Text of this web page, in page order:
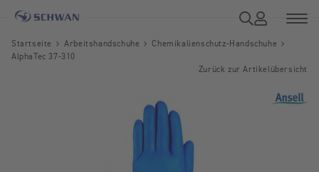
Startseite Arbeitshandschuhe
Chemikalienschutz-Handschuhe
AlphaTec 37-310
Zurück zur Artikelübersicht